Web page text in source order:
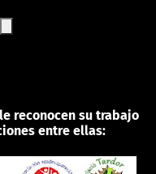
reconocen su trabajo
entre ellas: